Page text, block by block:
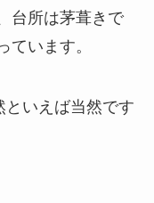
台所は茅葺きで
ています。
といえば当然です